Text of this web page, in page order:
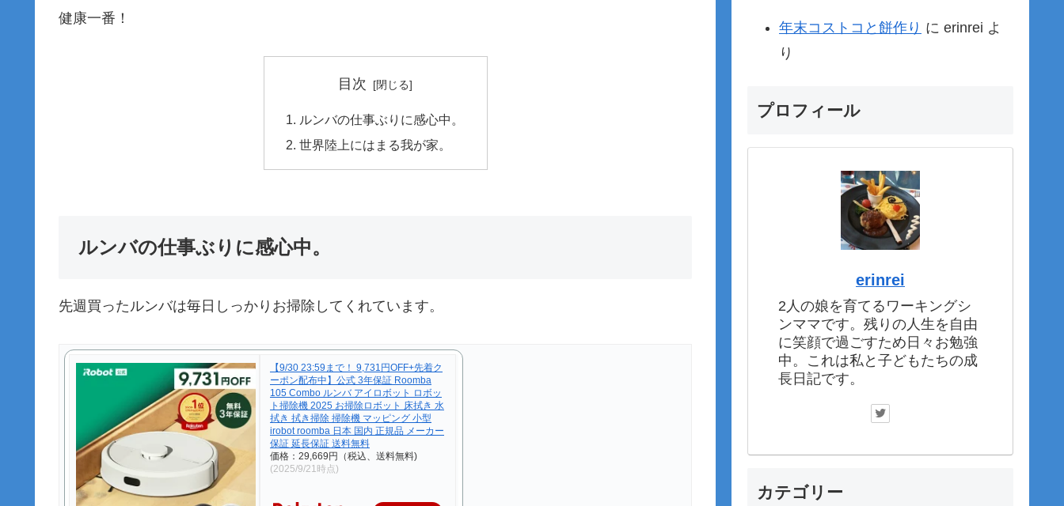
健康一番！
目次
ルンバの仕事ぶりに感心中。
世界陸上にはまる我が家。
ルンバの仕事ぶりに感心中。
先週買ったルンバは毎日しっかりお掃除してくれています。
【9/30 23:59まで！ 9,731円OFF+先着ク
ーポン配布中】公式 3年保証 Roomba
105 Combo ルンバ アイロボット ロボッ
ト掃除機 2025 お掃除ロボット 床拭き 水
拭き 拭き掃除 掃除機 マッピング 小型
irobot roomba 日本 国内 正規品 メーカー
保証 延長保証 送料無料
価格：29,669円（税込、送料無料)
(2025/9/21時点)
年末コストコと餅作り に erinrei よ
り
プロフィール
erinrei
2人の娘を育てるワーキングシ
ンママです。残りの人生を自由
に笑顔で過ごすため日々お勉強
中。これは私と子どもたちの成
長日記です。
カテゴリー